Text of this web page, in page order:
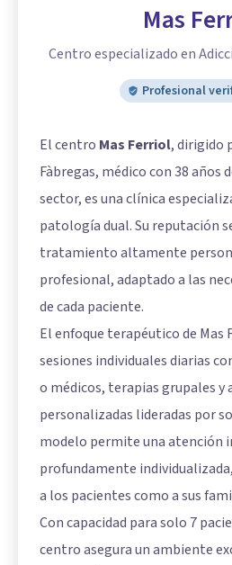
Mas
Centro especializado en
Profesional
El centro Mas Ferriol, dirigido
Fàbregas, médico con 38 años
sector, es una clínica
patología dual. Su reputación
tratamiento altamente
profesional, adaptado a las
de cada paciente.
El enfoque terapéutico de Mas
sesiones individuales diarias
o médicos, terapias grupales y
personalizadas lideradas por
modelo permite una atención
profundamente
a los pacientes como a sus
Con capacidad para solo 7
centro asegura un ambiente